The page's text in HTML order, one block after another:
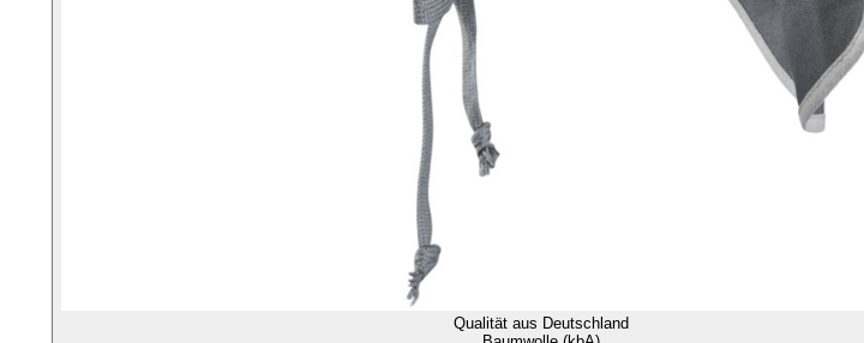
Qualität aus Deutschland